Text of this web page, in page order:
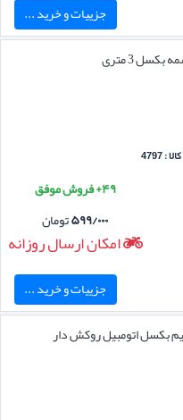
جزییات و خرید ...
بکسل 3 متری
: 4797
۴۹+ فروش موفق
۵۹۹/۰۰۰تومان
امکان ارسال روزانه
جزییات و خرید ...
بکسل اتومبیل روکش دار